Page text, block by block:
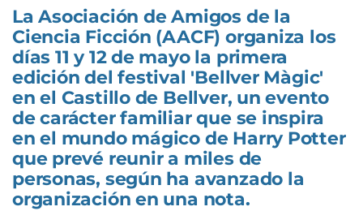
La Asociación de Amigos de la
Ciencia Ficción (AACF) organiza los
días 11 y 12 de mayo la primera
edición del festival 'Bellver Màgic'
en el Castillo de Bellver, un evento
de carácter familiar que se inspira
en el mundo mágico de Harry Potter
que prevé reunir a miles de
personas, según ha avanzado la
organización en una nota.